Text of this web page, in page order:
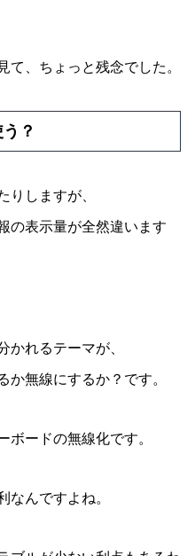
て、ちょっと残念でした。
？
りしますが、
の表示量が全然違います
かれるテーマが、
か無線にするか？です。
ボードの無線化です。
なんですよね。